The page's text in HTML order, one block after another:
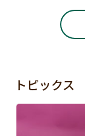
トピックス